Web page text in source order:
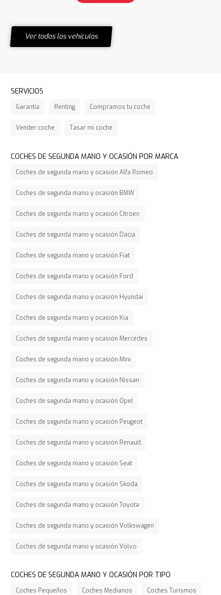
Ver todos los vehículos
SERVICIOS
Garantía Renting Compramos tu coche
Vender coche Tasar mi coche
COCHES DE SEGUNDA MANO Y OCASIÓN POR MARCA
Coches de segunda mano y ocasión Alfa Romeo
Coches de segunda mano y ocasión BMW
Coches de segunda mano y ocasión Citroen
Coches de segunda mano y ocasión Dacia
Coches de segunda mano y ocasión Fiat
Coches de segunda mano y ocasión Ford
Coches de segunda mano y ocasión Hyundai
Coches de segunda mano y ocasión Kia
Coches de segunda mano y ocasión Mercedes
Coches de segunda mano y ocasión Mini
Coches de segunda mano y ocasión Nissan
Coches de segunda mano y ocasión Opel
Coches de segunda mano y ocasión Peugeot
Coches de segunda mano y ocasión Renault
Coches de segunda mano y ocasión Seat
Coches de segunda mano y ocasión Skoda
Coches de segunda mano y ocasión Toyota
Coches de segunda mano y ocasión Volkswagen
Coches de segunda mano y ocasión Volvo
COCHES DE SEGUNDA MANO Y OCASIÓN POR TIPO
Coches Pequeños Coches Medianos Coches Turismos